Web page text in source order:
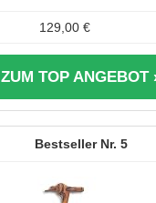
129,00 €
ZUM TOP ANGEBOT
5